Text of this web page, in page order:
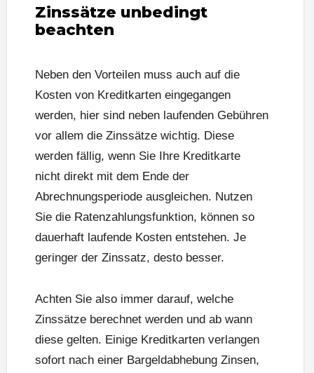
Zinssätze unbedingt
beachten
Neben den Vorteilen muss auch auf die
Kosten von Kreditkarten eingegangen
werden, hier sind neben laufenden Gebühren
vor allem die Zinssätze wichtig. Diese
werden fällig, wenn Sie Ihre Kreditkarte
nicht direkt mit dem Ende der
Abrechnungsperiode ausgleichen. Nutzen
Sie die Ratenzahlungsfunktion, können so
dauerhaft laufende Kosten entstehen. Je
geringer der Zinssatz, desto besser.
Achten Sie also immer darauf, welche
Zinssätze berechnet werden und ab wann
diese gelten. Einige Kreditkarten verlangen
sofort nach einer Bargeldabhebung Zinsen,